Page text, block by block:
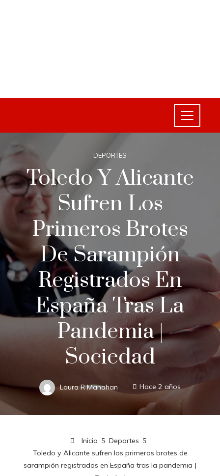
DEPORTES
Toledo Y Alicante
Sufren Los
Primeros Brotes
De Sarampión
Registrados En
España Tras La
Pandemia |
Sociedad
Laura R Manahan Hace 2 años
Inicio
Deportes
Toledo y Alicante sufren los primeros brotes de
sarampión registrados en España tras la pandemia |